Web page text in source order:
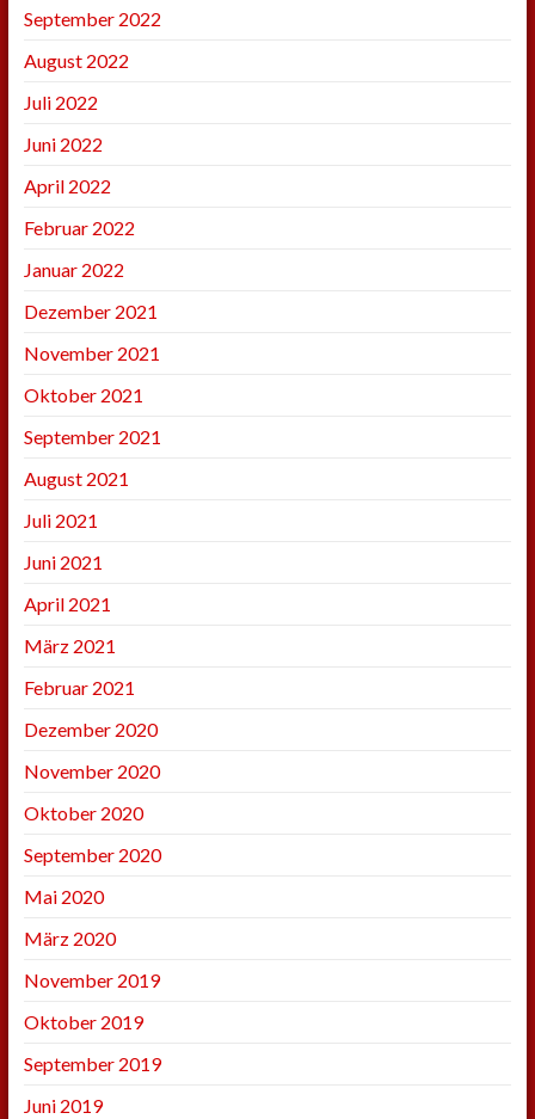
September 2022
August 2022
Juli 2022
Juni 2022
April 2022
Februar 2022
Januar 2022
Dezember 2021
November 2021
Oktober 2021
September 2021
August 2021
Juli 2021
Juni 2021
April 2021
März 2021
Februar 2021
Dezember 2020
November 2020
Oktober 2020
September 2020
Mai 2020
März 2020
November 2019
Oktober 2019
September 2019
Juni 2019